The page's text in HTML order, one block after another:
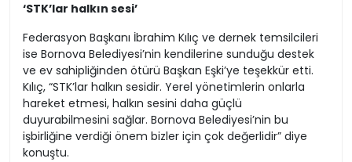
‘STK’lar halkın sesi’
Federasyon Başkanı İbrahim Kılıç ve dernek temsilcileri
ise Bornova Belediyesi’nin kendilerine sunduğu destek
ve ev sahipliğinden ötürü Başkan Eşki’ye teşekkür etti.
Kılıç, “STK’lar halkın sesidir. Yerel yönetimlerin onlarla
hareket etmesi, halkın sesini daha güçlü
duyurabilmesini sağlar. Bornova Belediyesi’nin bu
işbirliğine verdiği önem bizler için çok değerlidir” diye
konuştu.